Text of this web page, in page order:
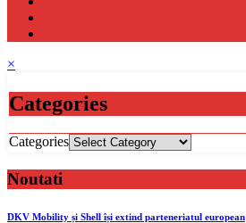
×
Categories
Categories
Noutati
DKV Mobility și Shell își extind parteneriatul european